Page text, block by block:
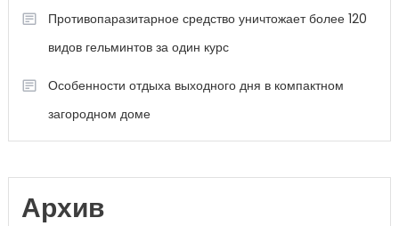
Противопаразитарное средство уничтожает более 120
видов гельминтов за один курс
Особенности отдыха выходного дня в компактном
загородном доме
Архив